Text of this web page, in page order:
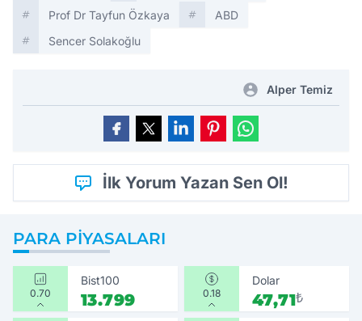
Prof Dr Tayfun Özkaya
ABD
Sencer Solakoğlu
Alper Temiz
İlk Yorum Yazan Sen Ol!
PARA PIYASALARI
0.70
Bist100
13.799 0.18
Dolar
47,71₺